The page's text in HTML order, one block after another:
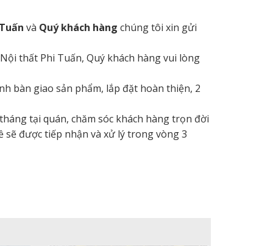
và Quý khách hàng chúng tôi xin gửi
thất Phi Tuấn, Quý khách hàng vui lòng
bàn giao sản phẩm, lắp đặt hoàn thiện, 2
tại quán, chăm sóc khách hàng trọn đời
sẽ được tiếp nhận và xử lý trong vòng 3